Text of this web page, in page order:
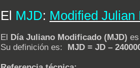
El MJD: Modified Julian
El Día Juliano Modificado (MJD)
Su definición es: MJD = JD –